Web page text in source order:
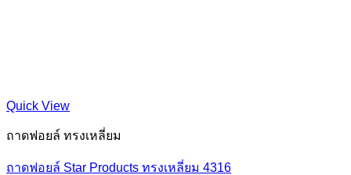
Quick View
ถาดฟอยล์ ทรงเหลี่ยม
ถาดฟอยล์ Star Products ทรงเหลี่ยม 4316